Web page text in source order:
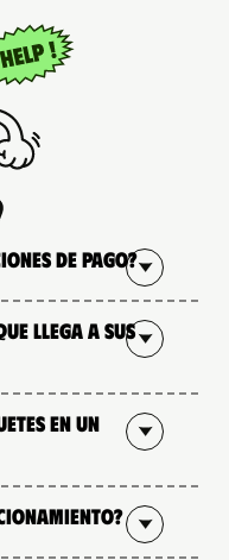
de pago?
llega a sus
en un